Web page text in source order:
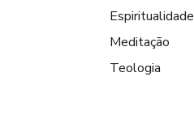
Espiritualidade
Meditação
Teologia